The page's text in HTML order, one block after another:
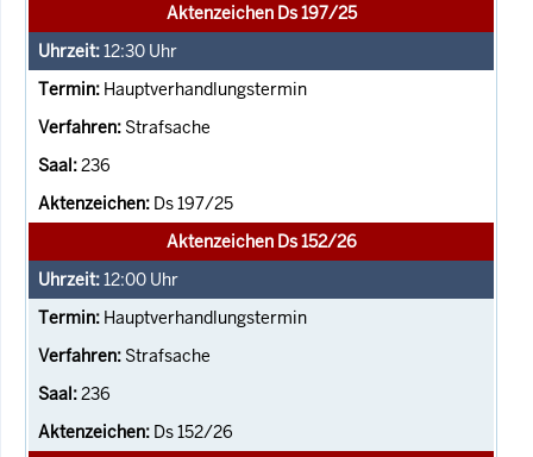
Aktenzeichen Ds 197/25
12:30 Uhr
Hauptverhandlungstermin
Strafsache
236
Ds 197/25
Aktenzeichen Ds 152/26
12:00 Uhr
Hauptverhandlungstermin
Strafsache
236
Ds 152/26